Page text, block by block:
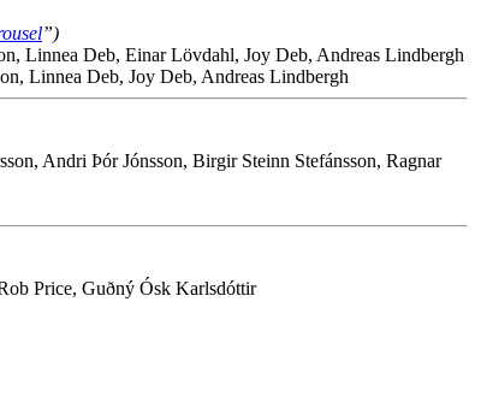
”)
Linnea Deb, Einar Lövdahl, Joy Deb, Andreas Lindbergh
Linnea Deb, Joy Deb, Andreas Lindbergh
Andri Þór Jónsson, Birgir Steinn Stefánsson, Ragnar
Price, Guðný Ósk Karlsdóttir